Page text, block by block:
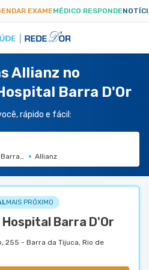
EXAMEMÉDICO RESPONDE
Allianz no
Barra D'Or
rápido e fácil:
D'OrAllianz
MAIS PRÓXIMO
Hospital Barra D'Or
255 - Barra da Tijuca, Rio de